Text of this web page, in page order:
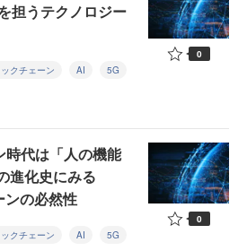
担うテクノロジー
クチェーン AI 5G
0
時代は「人の機能
進化史にみる
ンの必然性
クチェーン AI 5G
0